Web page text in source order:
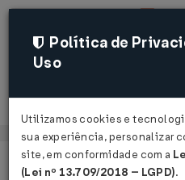
Página Inicial Legislações
Política de
Uso
Utilizamos cookies e
sua experiência, personalizar
site, em conformidade com a
(Lei nº 13.709/2018 – LGPD).